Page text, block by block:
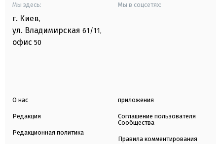
Мы здесь:
г. Киев,
ул. Владимирская 61/11,
офис 50
Мы в соцсетях:
О нас
Редакция
Редакционная политика
приложения
Соглашение пользователя
Сообщества
Правила комментирования